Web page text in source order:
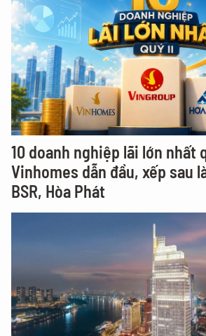
10 doanh nghiệp lãi lớn nhất
Vinhomes dẫn đầu, xếp sau
BSR, Hòa Phát